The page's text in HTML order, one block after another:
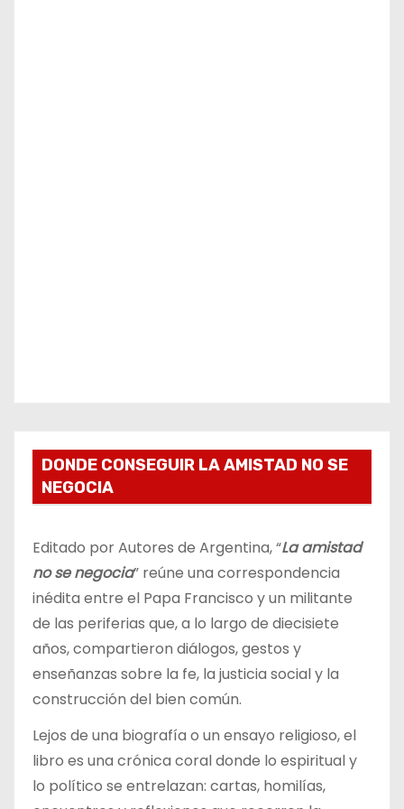
DONDE CONSEGUIR LA AMISTAD NO SE
NEGOCIA
Editado por Autores de Argentina, “La amistad
no se negocia” reúne una correspondencia
inédita entre el Papa Francisco y un militante
de las periferias que, a lo largo de diecisiete
años, compartieron diálogos, gestos y
enseñanzas sobre la fe, la justicia social y la
construcción del bien común.
Lejos de una biografía o un ensayo religioso, el
libro es una crónica coral donde lo espiritual y
lo político se entrelazan: cartas, homilías,